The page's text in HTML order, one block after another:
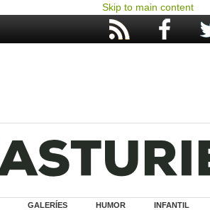
Skip to main content
GALERÍES HUMOR INFANTIL